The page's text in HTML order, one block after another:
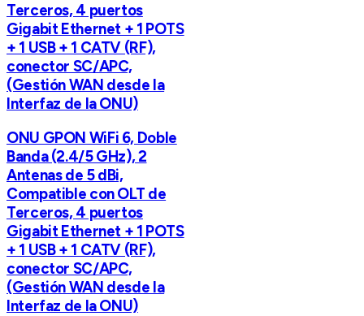
Terceros, 4 puertos
Gigabit Ethernet + 1 POTS
+ 1 USB + 1 CATV (RF),
conector SC/APC,
(Gestión WAN desde la
Interfaz de la ONU)
ONU GPON WiFi 6, Doble
Banda (2.4/5 GHz), 2
Antenas de 5 dBi,
Compatible con OLT de
Terceros, 4 puertos
Gigabit Ethernet + 1 POTS
+ 1 USB + 1 CATV (RF),
conector SC/APC,
(Gestión WAN desde la
Interfaz de la ONU)